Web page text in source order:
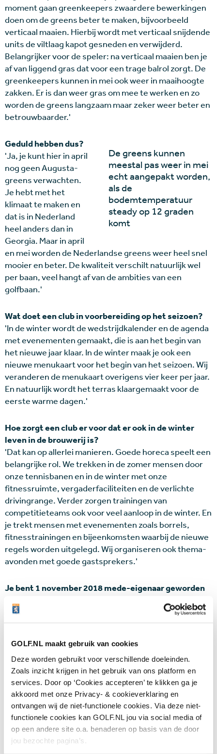
GOLF.NL maakt gebruik van cookies
Deze worden gebruikt voor verschillende doeleinden.
Zoals inzicht krijgen in het gebruik van ons platform en
services. Door op ‘Cookies accepteren’ te klikken ga je
akkoord met onze Privacy- & cookieverklaring en
ontvangen wij de niet-functionele cookies. Via deze niet-
functionele cookies kan GOLF.NL jou via social media of
op een andere site o.a. benaderen op basis van de door
jou bezochte pagina’s.
moment gaan greenkeepers zwaardere bewerkingen
doen om de greens beter te maken, bijvoorbeeld
verticaal maaien. Hierbij wordt met verticaal snijdende
units de viltlaag kapot gesneden en verwijderd.
Belangrijker voor de speler: na verticaal maaien ben je
af van liggend gras dat voor een trage balrol zorgt. De
greenkeepers kunnen in mei ook weer in maaihoogte
zakken. Er is dan weer gras om mee te werken en zo
worden de greens langzaam maar zeker weer beter en
betrouwbaarder.'
De greens kunnen
meestal pas weer in mei
echt aangepakt worden,
als de
bodemtemperatuur
steady op 12 graden
komt
Geduld hebben dus?
'Ja, je kunt hier in april
nog geen Augusta-
greens verwachten.
Je hebt met het
klimaat te maken en
dat is in Nederland
heel anders dan in
Georgia. Maar in april
en mei worden de Nederlandse greens weer heel snel
mooier en beter. De kwaliteit verschilt natuurlijk wel
per baan, veel hangt af van de ambities van een
golfbaan.'
Wat doet een club in voorbereiding op het seizoen?
'In de winter wordt de wedstrijdkalender en de agenda
met evenementen gemaakt, die is aan het begin van
het nieuwe jaar klaar. In de winter maak je ook een
nieuwe menukaart voor het begin van het seizoen. Wij
veranderen de menukaart overigens vier keer per jaar.
En natuurlijk wordt het terras klaargemaakt voor de
eerste warme dagen.'
Hoe zorgt een club er voor dat er ook in de winter
leven in de brouwerij is?
'Dat kan op allerlei manieren. Goede horeca speelt een
belangrijke rol. We trekken in de zomer mensen door
onze tennisbanen en in de winter met onze
fitnessruimte, vergaderfaciliteiten en de verlichte
drivingrange. Verder zorgen trainingen van
competitieteams ook voor veel aanloop in de winter. En
je trekt mensen met evenementen zoals borrels,
fitnesstrainingen en bijeenkomsten waarbij de nieuwe
regels worden uitgelegd. Wij organiseren ook thema-
avonden met goede gastsprekers.'
Je bent 1 november 2018 mede-eigenaar geworden
team rond met bezems, emmers sop en de verfkwast
en we pakken elke vierkante meter van de baan en het
clubhuis aan. Stapje voor stapje knappen we alles op en
iedereen wordt daar erg enthousiast van. Met
vrijwilligers van de club hebben we in januari de hele
baan opgeruimd. We zijn de looproute naar het
clubhuis en de eerste tee aan het verleggen, die
ingang wordt veel mooier en beter want je stapt straks
vanaf de parkeerplaats meteen in de sfeer van ons
park. We hebben verder ook een nieuwe kok die met